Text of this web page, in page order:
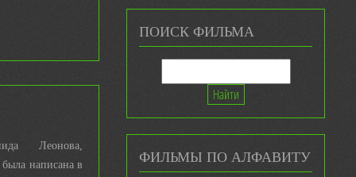
Леонова,
написана в
ПОИСК ФИЛЬМА
ФИЛЬМЫ ПО АЛФАВИТУ